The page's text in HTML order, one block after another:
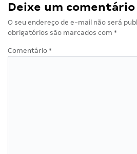
Deixe um comentário
O seu endereço de e-mail não será
obrigatórios são marcados com *
Comentário *